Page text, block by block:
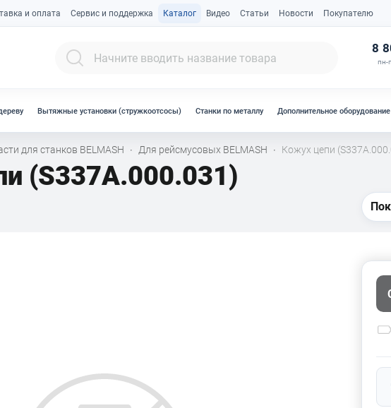
и оплата Сервис и поддержка Каталог Видео Статьи Новости Покупателю
8
пн-
Вытяжные установки (стружкоотсосы) Станки по металлу Дополнительное оборудование
для станков BELMASH · Для рейсмусовых BELMASH · Кожух цепи
(S337A.000.031)